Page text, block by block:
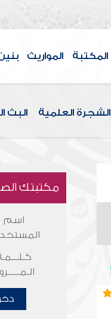
المكتبة المواريث
الشجرة العلمية البث
مكتبتك
اسم